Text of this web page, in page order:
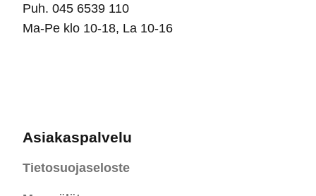
Puh. 045 6539 110
Ma-Pe klo 10-18, La 10-16
Asiakaspalvelu
Tietosuojaseloste